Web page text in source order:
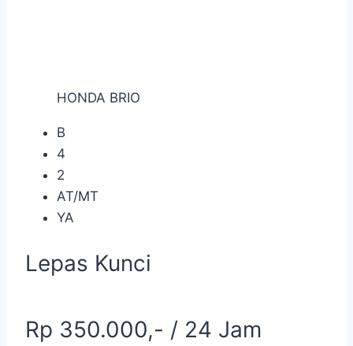
HONDA BRIO
B
4
2
AT/MT
YA
Lepas Kunci
Rp 350.000,- / 24 Jam